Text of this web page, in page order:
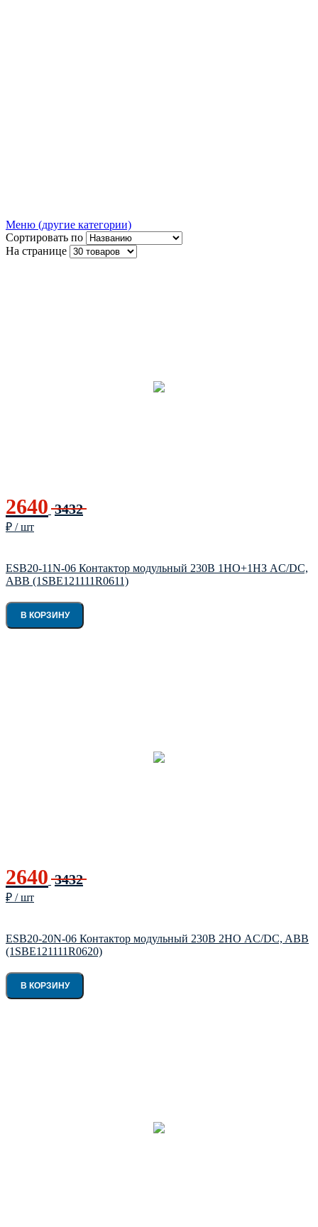
Меню (другие категории)
Сортировать по
На странице
2640 3432
₽ / шт
ESB20-11N-06 Контактор модульный 230В 1НО+1НЗ AC/DC,
ABB (1SBE121111R0611)
В КОРЗИНУ
2640 3432
₽ / шт
ESB20-20N-06 Контактор модульный 230В 2НО AC/DC, ABB
(1SBE121111R0620)
В КОРЗИНУ